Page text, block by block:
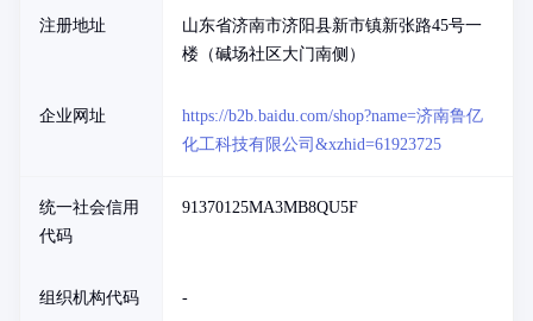
注册地址
山东省济南市济阳县新市镇新张路45号一
楼（碱场社区大门南侧）
企业网址
https://b2b.baidu.com/shop?name=济南鲁亿
化工科技有限公司&xzhid=61923725
统一社会信用
代码
91370125MA3MB8QU5F
组织机构代码 -